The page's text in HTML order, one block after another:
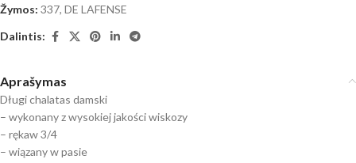
Žymos: 337, DE LAFENSE
Dalintis:
Aprašymas
Długi chalatas damski
– wykonany z wysokiej jakości wiskozy
– rękaw 3/4
– wiązany w pasie